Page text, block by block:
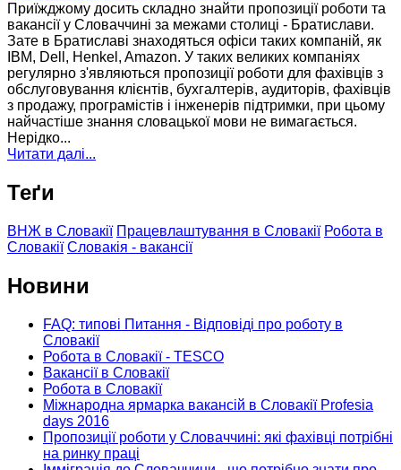
Приїжджому досить складно знайти пропозиції роботи та
вакансії у Словаччині за межами столиці - Братислави.
Зате в Братиславі знаходяться офіси таких компаній, як
IBM, Dell, Henkel, Amazon. У таких великих компаніях
регулярно з'являються пропозиції роботи для фахівців з
обслуговування клієнтів, бухгалтерів, аудиторів, фахівців
з продажу, програмістів і інженерів підтримки, при цьому
найчастіше знання словацької мови не вимагається.
Нерідко...
Читати далі...
Теґи
ВНЖ в Словакії Працевлаштування в Словакії Робота в
Словакії Словакія - вакансії
Новини
FAQ: типові Питання - Відповіді про роботу в
Словакії
Робота в Словакії - TESCO
Вакансії в Словакії
Робота в Словакії
Міжнародна ярмарка вакансій в Словакії Profesia
days 2016
Пропозиції роботи у Словаччині: які фахівці потрібні
на ринку праці